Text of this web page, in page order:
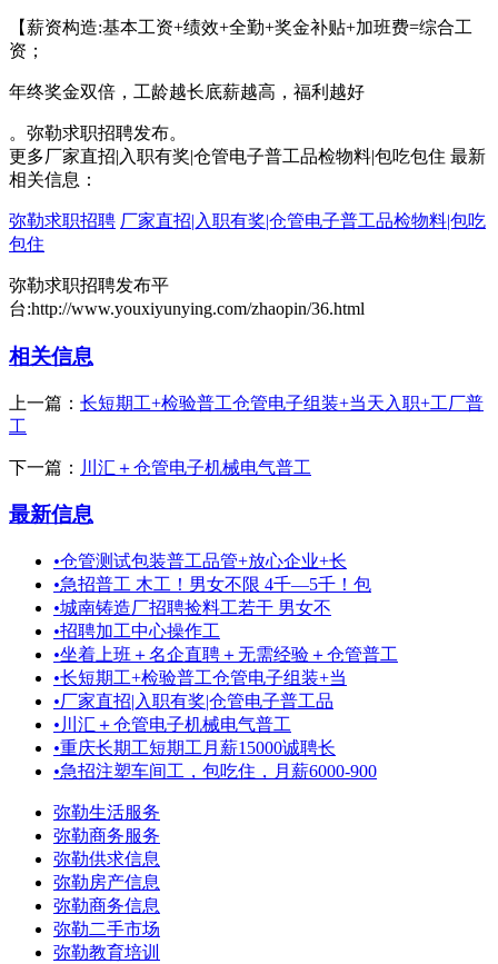
【薪资构造:基本工资+绩效+全勤+奖金补贴+加班费=综合工
资；
年终奖金双倍，工龄越长底薪越高，福利越好
。弥勒求职招聘发布。
更多厂家直招|入职有奖|仓管电子普工品检物料|包吃包住 最新
相关信息：
弥勒求职招聘 厂家直招|入职有奖|仓管电子普工品检物料|包吃
包住
弥勒求职招聘发布平
台:http://www.youxiyunying.com/zhaopin/36.html
相关信息
上一篇： 长短期工+检验普工仓管电子组装+当天入职+工厂普
工
下一篇： 川汇＋仓管电子机械电气普工
最新信息
•仓管测试包装普工品管+放心企业+长
•急招普工 木工！男女不限 4千—5千！包
•城南铸造厂招聘捡料工若干 男女不
•招聘加工中心操作工
•坐着上班＋名企直聘＋无需经验＋仓管普工
•长短期工+检验普工仓管电子组装+当
•厂家直招|入职有奖|仓管电子普工品
• 川汇＋仓管电子机械电气普工
•重庆长期工短期工月薪15000诚聘长
•急招注塑车间工，包吃住，月薪6000-900
弥勒生活服务
弥勒商务服务
弥勒供求信息
弥勒房产信息
弥勒商务信息
弥勒二手市场
弥勒教育培训